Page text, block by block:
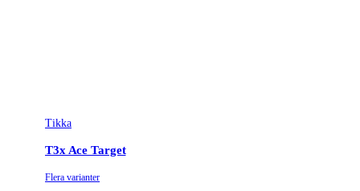
Tikka
T3x Ace Target
Flera varianter